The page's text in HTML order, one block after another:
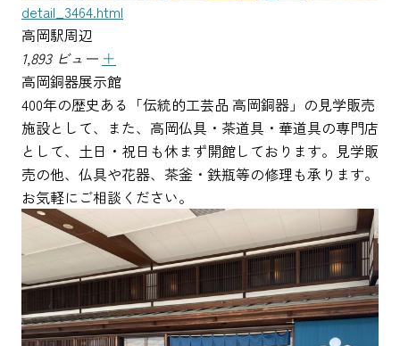
detail_3464.html
高岡駅周辺
1,893 ビュー ＋
高岡銅器展示館
400年の歴史ある「伝統的工芸品 高岡銅器」の見学販売
施設として、また、高岡仏具・茶道具・華道具の専門店
として、土日・祝日も休まず開館しております。見学販
売の他、仏具や花器、茶釜・鉄瓶等の修理も承ります。
お気軽にご相談ください。